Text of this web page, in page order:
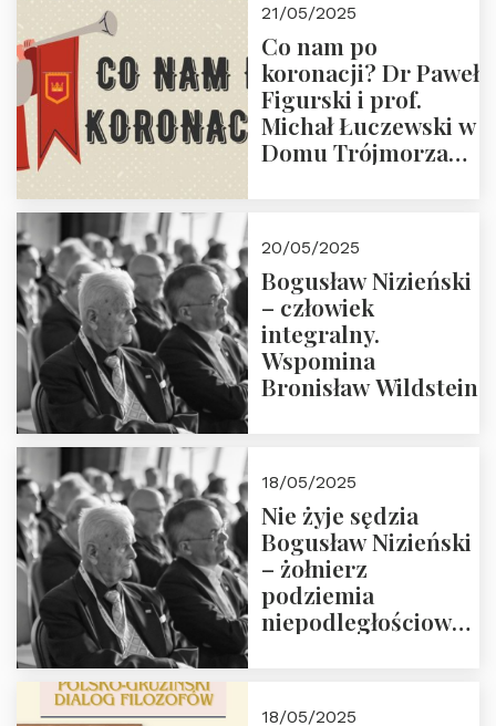
Zapraszamy do
zapisów.
21/05/2025
Co nam po
koronacji? Dr Paweł
Figurski i prof.
Michał Łuczewski w
Domu Trójmorza
20/05/2025
Bogusław Nizieński
– człowiek
integralny.
Wspomina
Bronisław Wildstein
18/05/2025
Nie żyje sędzia
Bogusław Nizieński
– żołnierz
podziemia
niepodległościowego
18/05/2025